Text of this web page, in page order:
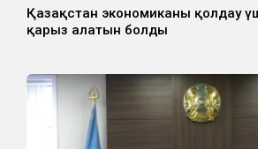
Қазақстан экономиканы қолдау
қарыз алатын болды